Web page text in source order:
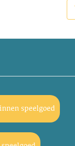
speelgoed